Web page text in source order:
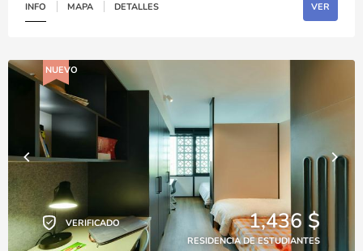
INFO MAPA DETALLES VER
NUEVO
VERIFICADO 1,436 $
RESIDENCIA DE ESTUDIANTES